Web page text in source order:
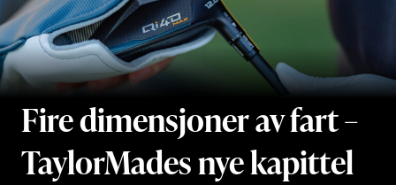
Fire dimensjoner av fart –
TaylorMades nye kapittel